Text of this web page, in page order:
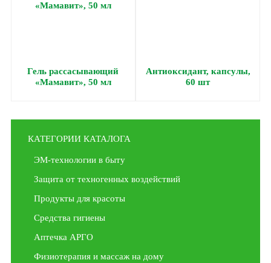
Гель рассасывающий
«Мамавит», 50 мл
Антиоксидант, капсулы,
60 шт
КАТЕГОРИИ КАТАЛОГА
ЭМ-технологии в быту
Защита от техногенных воздействий
Продукты для красоты
Средства гигиены
Аптечка АРГО
Физиотерапия и массаж на дому